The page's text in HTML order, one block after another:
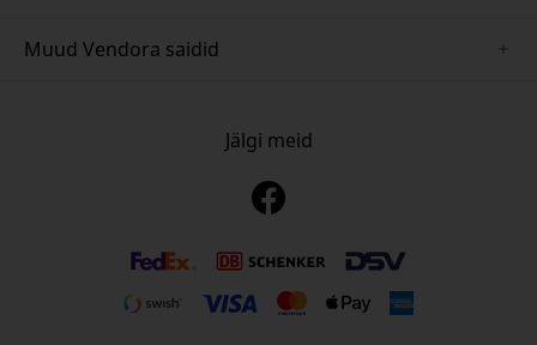
Muud Vendora saidid
www.pipetto.se
Jälgi meid